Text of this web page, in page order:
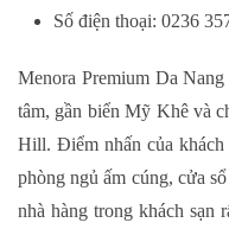
Số điện thoại: 0236
Menora Premium Da
tâm, gần biển Mỹ Khê và
Hill. Điểm nhấn của khách
phòng ngủ ấm cúng, cửa
nhà hàng trong khách sạn